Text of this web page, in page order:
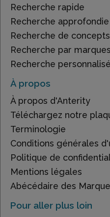
Recherche rapide
Recherche approfondie
Recherche de
Recherche par marques
Recherche
À propos
À propos d'Anterity
Téléchargez notre
Terminologie
Conditions générales
Politique de
Mentions légales
Abécédaire des
Pour aller plus loin